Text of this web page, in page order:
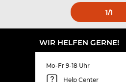
1/1
WIR HELFEN GERNE!
Mo-Fr 9-18 Uhr
Help Center